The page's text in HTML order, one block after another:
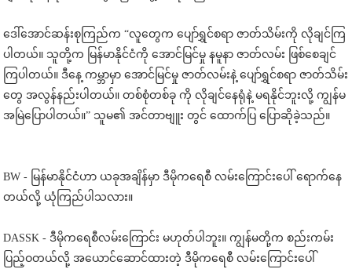
ဒေါ်အောင်ဆန်းစုကြည်က “လူတွေက ပျော်ရွှင်စရာ ဇာတ်သိမ်းကို လိုချင်ကြ
ပါတယ်။ သူတို့က မြန်မာနိုင်ငံကို အောင်မြင်မှု နမူနာ ဇာတ်လမ်း ဖြစ်စေချင်
ကြပါတယ်။ ဒီနေ့ ကမ္ဘာမှာ အောင်မြင်မှု ဇာတ်လမ်းနဲ့ ပျော်ရွှင်စရာ ဇာတ်သိမ်း
တွေ အလွန်နည်းပါတယ်။ တစ်စုံတစ်ခု ကို လိုချင်နေရုံနဲ့ မရနိုင်ဘူးလို့ ကျွန်မ
အမြဲပြောပါတယ်။” သူမ၏ အင်တာဗျူး တွင် ထောက်ပြ ပြောဆိုခဲ့သည်။
BW - မြန်မာနိုင်ငံဟာ ယခုအချိန်မှာ ဒီမိုကရေစီ လမ်းကြောင်းပေါ် ရောက်နေ
တယ်လို့ ယုံကြည်ပါသလား။
DASSK - ဒီမိုကရေစီလမ်းကြောင်း မဟုတ်ပါဘူး။ ကျွန်မတို့က စည်းကမ်း
ပြည့်ဝတယ်လို့ အယောင်ဆောင်ထားတဲ့ ဒီမိုကရေစီ လမ်းကြောင်းပေါ်